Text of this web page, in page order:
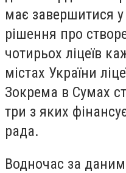
має завершитися
рішення про
чотирьох ліцеїв
містах України
Зокрема в Сумах
три з яких
рада.
Водночас за